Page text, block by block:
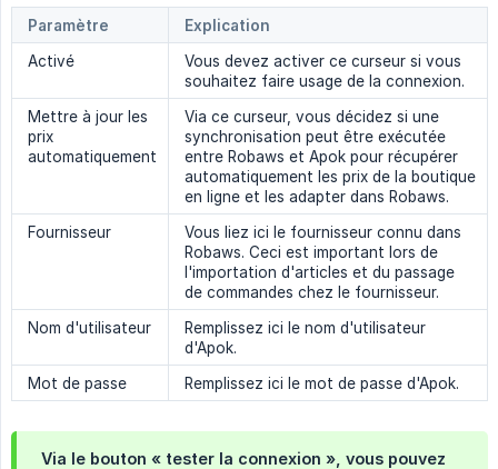
Paramètre
Explication
Activé
Vous devez activer ce curseur si vous
souhaitez faire usage de la connexion.
Mettre à jour les
prix
automatiquement
Via ce curseur, vous décidez si une
synchronisation peut être exécutée
entre Robaws et Apok pour récupérer
automatiquement les prix de la boutique
en ligne et les adapter dans Robaws.
Fournisseur
Vous liez ici le fournisseur connu dans
Robaws. Ceci est important lors de
l'importation d'articles et du passage
de commandes chez le fournisseur.
Nom d'utilisateur
Remplissez ici le nom d'utilisateur
d'Apok.
Mot de passe
Remplissez ici le mot de passe d'Apok.
Via le bouton « tester la connexion », vous pouvez